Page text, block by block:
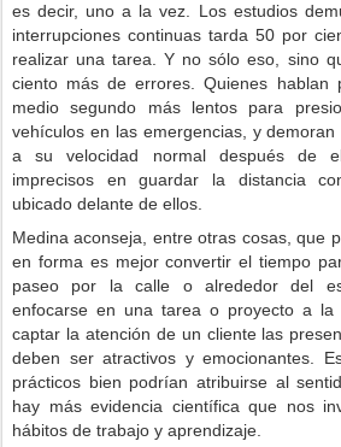
es decir, uno a la vez. Los estudios
interrupciones continuas tarda 50 por
realizar una tarea. Y no sólo eso, sino
ciento más de errores. Quienes hablan
medio segundo más lentos para
vehículos en las emergencias, y
a su velocidad normal después de
imprecisos en guardar la distancia
ubicado delante de ellos.
Medina aconseja, entre otras cosas, que
en forma es mejor convertir el tiempo
paseo por la calle o alrededor del
enfocarse en una tarea o proyecto a la
captar la atención de un cliente las
deben ser atractivos y emocionantes.
prácticos bien podrían atribuirse al
hay más evidencia científica que nos
hábitos de trabajo y aprendizaje.